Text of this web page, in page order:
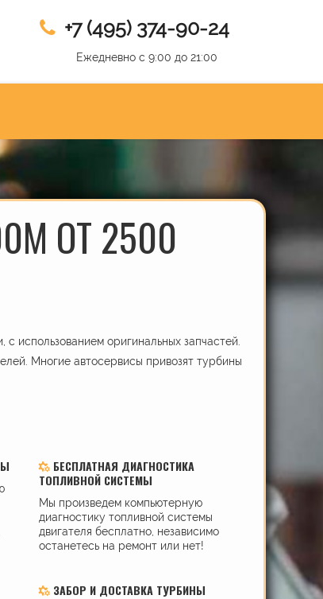
+7 (495) 374-90-24
Ежедневно с 9:00 до 21:00
ОТ 2500
использованием оригинальных запчастей.
Многие автосервисы привозят турбины
БЕСПЛАТНАЯ ДИАГНОСТИКА
ТОПЛИВНОЙ СИСТЕМЫ
Мы произведем компьютерную
диагностику топливной системы
двигателя бесплатно, независимо
останетесь на ремонт или нет!
ЗАБОР И ДОСТАВКА ТУРБИНЫ